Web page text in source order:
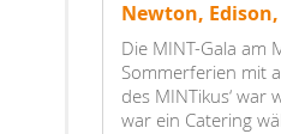
Newton, Edison,
Die MINT-Gala am
Sommerferien mit
des MINTikus‘ war
war ein Catering